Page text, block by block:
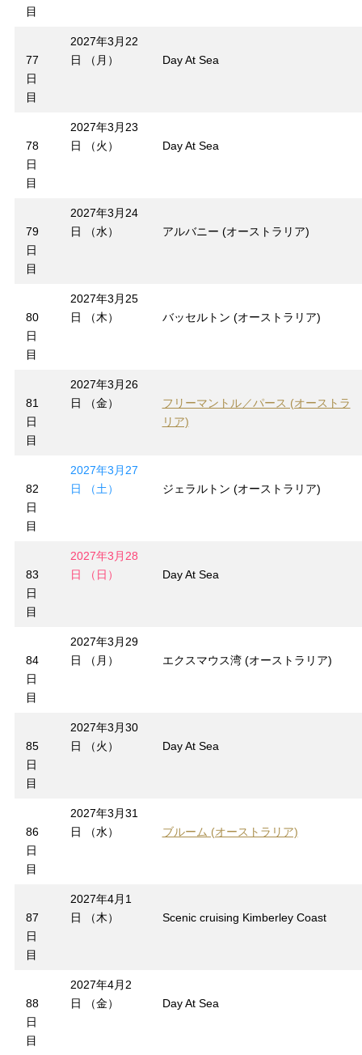
目
77
日
目
2027年3月22
日 （月）
Day At Sea
78
日
目
2027年3月23
日 （火）
Day At Sea
79
日
目
2027年3月24
日 （水）
アルバニー (オーストラリア)
80
日
目
2027年3月25
日 （木）
バッセルトン (オーストラリア)
81
日
目
2027年3月26
日 （金）
フリーマントル／パース (オーストラ
リア)
82
日
目
2027年3月27
日 （土）
ジェラルトン (オーストラリア)
83
日
目
2027年3月28
日 （日）
Day At Sea
84
日
目
2027年3月29
日 （月）
エクスマウス湾 (オーストラリア)
85
日
目
2027年3月30
日 （火）
Day At Sea
86
日
目
2027年3月31
日 （水）
ブルーム (オーストラリア)
87
日
目
2027年4月1
日 （木）
Scenic cruising Kimberley Coast
88
日
目
2027年4月2
日 （金）
Day At Sea